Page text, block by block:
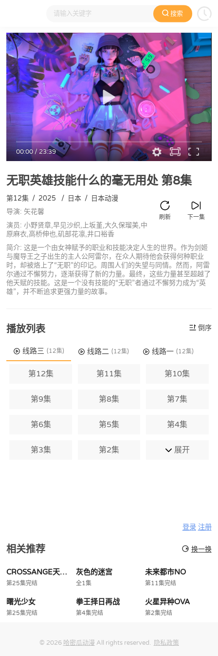
搜索
大家在看 日本动漫 国产动漫 欧美动漫 动漫电影
00:00/23:39
无职英雄技能什么的毫无用处第8集
下一集
刷新
第12集 / 2025 / 日本 / 日本动漫
导演: 矢花馨
演员: 小野贤章,早见沙织,上坂堇,大久保瑠美,中
原麻衣,高桥伸也,矶部花凛,井口裕香
简介: 这是一个由女神赋予的职业和技能决定人生的世界。作为剑姬
与魔导王之子出生的主人公阿雷尔，在众人期待他会获得何种职业
时，却被烙上了“无职”的印记。周围人们的失望与同情。然而，阿雷
尔通过不懈努力，逐渐获得了新的力量。最终，这些力量甚至超越了
他天赋的技能。这是一个没有技能的“无职”者通过不懈努力成为“英
雄”，并不断追求更强力量的故事。
播放列表 倒序
线路三 (12集) 线路二 (12集) 线路一 (12集)
第12集 第11集 第10集
第9集 第8集 第7集
第6集 第5集 第4集
第3集 第2集 展开
登录 注册
相关推荐 换一换
CROSSANGE天使与龙的轮舞
第25集完结
灰色的迷宫
全1集
未来都市NO
第11集完结
曙光少女
第25集完结
拳王择日再战
第4集完结
火星异种OVA
第2集完结
© 2026 哈密瓜动漫 All rights reserved. 隐私政策